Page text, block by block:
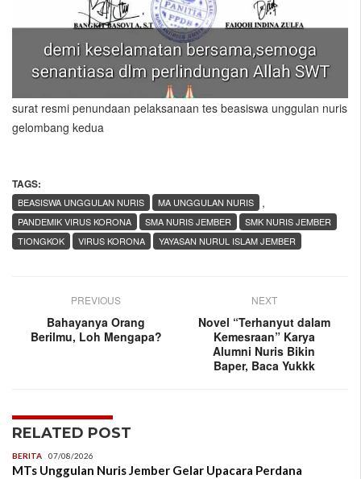
surat resmi penundaan pelaksanaan tes beasiswa unggulan nuris
gelombang kedua
TAGS:
,
BEASISWA UNGGULAN NURIS
MA UNGGULAN NURIS
PANDEMIK VIRUS KORONA
SMA NURIS JEMBER
SMK NURIS JEMBER
TIONGKOK
VIRUS KORONA YAYASAN NURUL ISLAM JEMBER
PREVIOUS
Bahayanya Orang
Berilmu, Loh Mengapa?
NEXT
Novel “Terhanyut dalam
Kemesraan” Karya
Alumni Nuris Bikin
Baper, Baca Yukkk
RELATED POST
BERITA 07/08/2026
MTs Unggulan Nuris Jember Gelar Upacara Perdana